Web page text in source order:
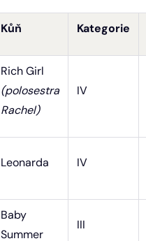
Kůň Kategorie
Rich Girl
(polosestra
Rachel)
IV
Leonarda IV
Baby
Summer
III